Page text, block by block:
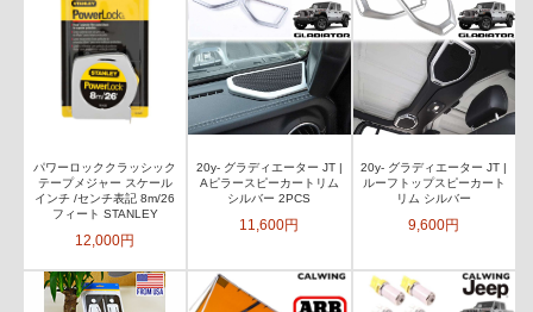
パワーロッククラッシック
テープメジャー スケール
インチ /センチ表記 8m/26
フィート STANLEY
12,000円
20y- グラディエーター JT |
Aピラースピーカートリム
シルバー 2PCS
11,600円
20y- グラディエーター JT |
ルーフトップスピーカート
リム シルバー
9,600円